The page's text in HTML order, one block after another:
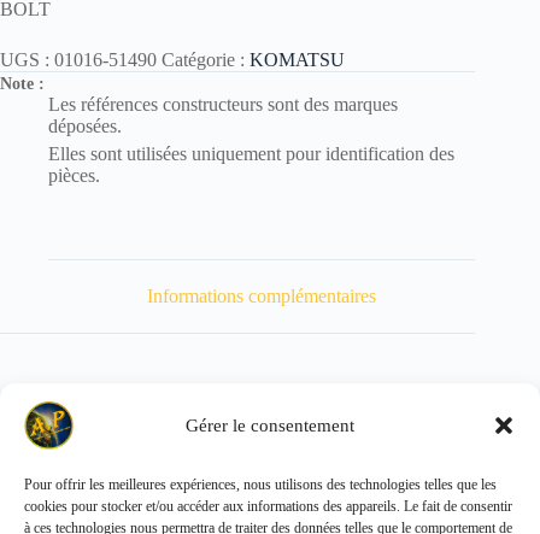
Gérer le consentement
Pour offrir les meilleures expériences, nous utilisons des technologies telles que les
cookies pour stocker et/ou accéder aux informations des appareils. Le fait de consentir
à ces technologies nous permettra de traiter des données telles que le comportement de
BOLT
UGS : 01016-51490 Catégorie : KOMATSU
Note :
Les références constructeurs sont des marques
déposées.
Elles sont utilisées uniquement pour identification des
pièces.
Informations complémentaires
Poids 130 kg
Copyright © 2026 - ALL PARTS FRANCE SAS